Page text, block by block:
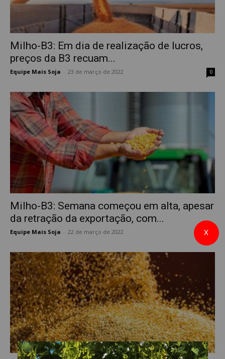
Milho-B3: Em dia de realização de lucros,
preços da B3 recuam...
Equipe Mais Soja 23 de março de 2022 0
Milho-B3: Semana começou em alta, apesar
da retração da exportação, com...
Equipe Mais Soja 22 de março de 2022 X